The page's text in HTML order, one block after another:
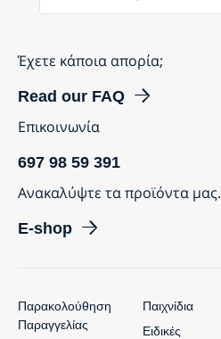
Έχετε κάποια απορία;
Read our FAQ
Επικοινωνία
697 98 59 391
Ανακαλύψτε τα προϊόντα μας.
E-shop
Παιχνίδια
Ειδικές
Παρακολούθηση
Παραγγελίας